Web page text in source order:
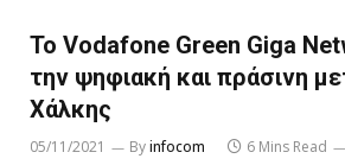
Το Vodafone Green Giga
την ψηφιακή και πράσινη
Χάλκης
05/11/2021 Byinfocom 6 Mins Read